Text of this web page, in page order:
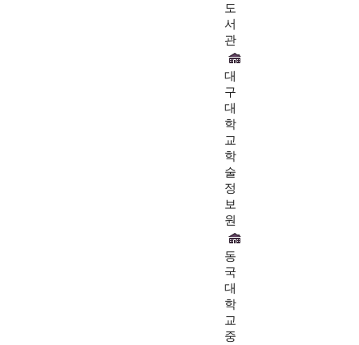
도
서
관
대
구
대
학
교
학
술
정
보
원
동
국
대
학
교
중